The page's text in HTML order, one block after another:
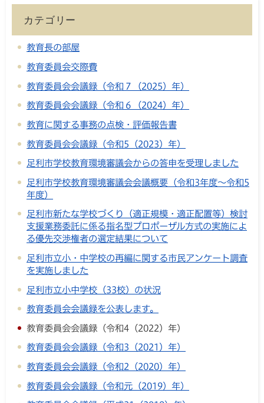
カテゴリー
教育長の部屋
教育委員会交際費
教育委員会会議録（令和７（2025）年）
教育委員会会議録（令和６（2024）年）
教育に関する事務の点検・評価報告書
教育委員会会議録（令和5（2023）年）
足利市学校教育環境審議会からの答申を受理しました
足利市学校教育環境審議会会議概要（令和3年度～令和5
年度）
足利市新たな学校づくり（適正規模・適正配置等）検討
支援業務委託に係る指名型プロポーザル方式の実施によ
る優先交渉権者の選定結果について
足利市立小・中学校の再編に関する市民アンケート調査
を実施しました
足利市立小中学校（33校）の状況
教育委員会会議録を公表します。
教育委員会会議録（令和4（2022）年）
教育委員会会議録（令和3（2021）年）
教育委員会会議録（令和2（2020）年）
教育委員会会議録（令和元（2019）年）